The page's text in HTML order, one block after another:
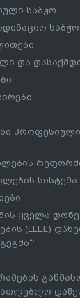
საბჭო
საბჭო
და
სისტემა
ყველა
(LLEL)